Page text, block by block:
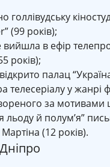
голлівудську
(99 років);
в ефір
років);
палац
телесеріалу у жанрі
за мотивами
льоду й полум’я”
(12 років).